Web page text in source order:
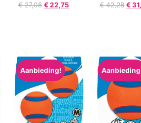
€27,08 €22,75 €42,28 €
Aanbieding!